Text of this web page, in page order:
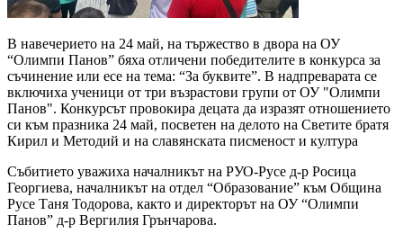
В навечерието на 24 май, на тържество в двора на ОУ
“Олимпи Панов” бяха отличени победителите в конкурса за
съчинение или есе на тема: “За буквите”. В надпреварата се
включиха ученици от три възрастови групи от ОУ "Олимпи
Панов". Конкурсът провокира децата да изразят отношението
си към празника 24 май, посветен на делото на Светите братя
Кирил и Методий и на славянската писменост и култура
Събитието уважиха началникът на РУО-Русе д-р Росица
Георгиева, началникът на отдел “Образование” към Община
Русе Таня Тодорова, както и директорът на ОУ “Олимпи
Панов” д-р Вергилия Грънчарова.